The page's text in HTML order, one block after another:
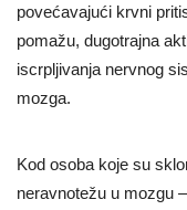
povećavajući krvni
pomažu, dugotrajna
iscrpljivanja nervnog
mozga.
Kod osoba koje su
neravnotežu u mozgu